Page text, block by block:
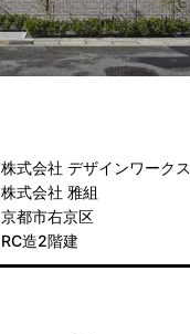
株式会社 デザインワークス
株式会社 雅組
京都市右京区
RC造2階建